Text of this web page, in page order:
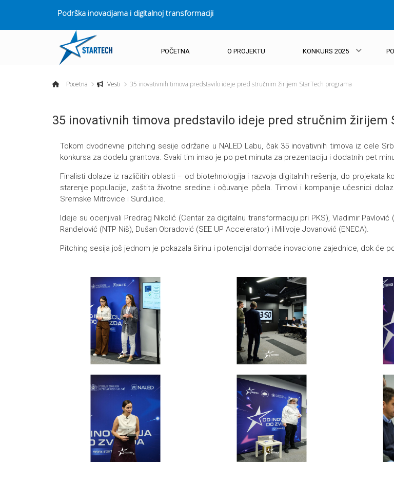
Podrška inovacijama i digitalnoj transformaciji
POČETNA O PROJEKTU KONKURS 2025
Pocetna Vesti 35 inovativnih timova predstavilo ideje pred stručnim žirijem StarTech programa
35 inovativnih timova predstavilo ideje pred stručnim žirijem
Tokom dvodnevne pitching sesije održane u NALED Labu, čak 35 inovativnih timova iz cele
konkursa za dodelu grantova. Svaki tim imao je po pet minuta za prezentaciju i dodatnih pet
Finalisti dolaze iz različitih oblasti – od biotehnologija i razvoja digitalnih rešenja, do projekata
starenje populacije, zaštita životne sredine i očuvanje pčela. Timovi i kompanije učesnici
Sremske Mitrovice i Surdulice.
Ideje su ocenjivali Predrag Nikolić (Centar za digitalnu transformaciju pri PKS), Vladimir
Ranđelović (NTP Niš), Dušan Obradović (SEE UP Accelerator) i Milivoje Jovanović (ENECA).
Pitching sesija još jednom je pokazala širinu i potencijal domaće inovacione zajednice, dok će